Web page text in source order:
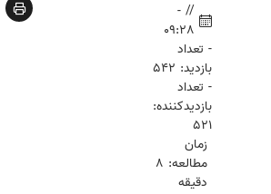
// -
09:28
- تعداد
بازدید: 542
- تعداد
بازدیدکننده:
521
زمان
مطالعه: 8
دقیقه